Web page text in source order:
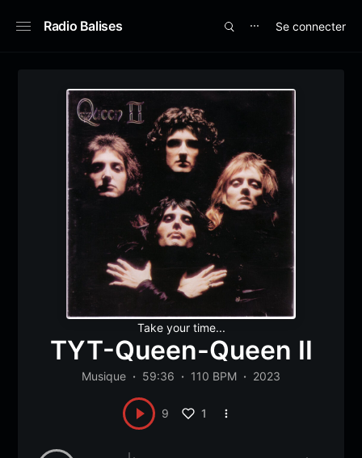
Radio Balises ⋯ Se connecter
Take your time...
TYT-Queen-Queen II
Musique 59:36 110 BPM 2023
9 1